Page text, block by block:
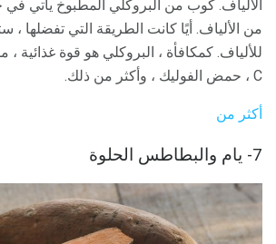
من الألياف. أيًا كانت الطريقة التي
C ، حمض الفوليك ، وأكثر من ذلك.
أكثر من
7- يام والبطاطس الحلوة